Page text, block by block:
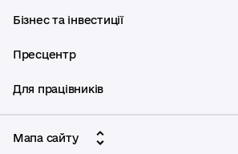
Бізнес та інвестиції
Пресцентр
Для працівників
Мапа сайту